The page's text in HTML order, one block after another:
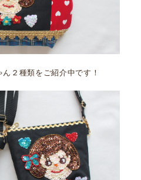
２種類をご紹介中です！